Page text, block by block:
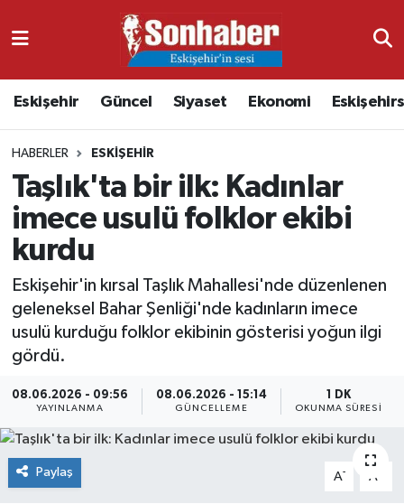
Eskişehir Güncel Siyaset Ekonomi
HABERLER ESKIŞEHIR
Taşlık'ta bir ilk: Kadınlar
imece usulü folklor ekibi
kurdu
Eskişehir'in kırsal Taşlık Mahallesi'nde düzenlenen
geleneksel Bahar Şenliği'nde kadınların imece
usulü kurduğu folklor ekibinin gösterisi yoğun ilgi
gördü.
08.06.2026 - 09:56
YAYINLANMA
08.06.2026 - 15:14
GÜNCELLEME
1 DK
OKUNMA SÜRESI
Paylaş A- A
Ekonomi
Güncel
Kültür & Sanat
Magazin
Resmi İlanlar
Sağlık
Siyaset
Spor
Nöbetçi Eczaneler
Namaz Vakitleri
Trafik Durumu
Süper Lig Puan Durumu ve Fikstür
Tüm Manşetler
Son Dakika Haberleri
Haber Arşivi